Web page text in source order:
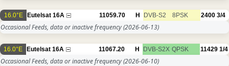
16.0°E Eutelsat 16A 11059.70 H DVB-S2 8PSK 2400 3/4
Occasional Feeds, data or inactive frequency(2026-06-13)
16.0°E Eutelsat 16A 11067.20 H DVB-S2X QPSK 11429 1/4
Occasional Feeds, data or inactive frequency(2026-06-10)